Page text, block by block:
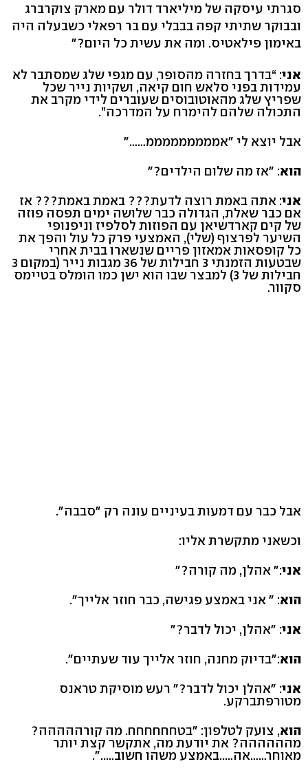
סגרתי עיסקה של מיליארד דולר עם מארק צוקרברג
ובבוקר שתיתי קפה בבבלי עם בר רפאלי כשבעלה היה
באימון פילאטיס. ומה את עשית כל היום?״
אני: “בדרך בחזרה מהסופר, עם מגפי שלג שמסתבר לא
עמידות בפני סלאש חום קיאה, ושקיות נייר שכל
שפריץ שלג מהאוטובוסים שעוברים לידי מקרב את
התכולה שלהם להימרח על המדרכה”.
אבל יוצא לי ״אמממממממממ……״
הוא: ״אז מה שלום הילדים?״
אני: אתה באמת רוצה לדעת??? באמת באמת??? אז
אם כבר שאלת, הגדולה כבר שלושה ימים תפסה פוזה
של קים קארדשיאן עם הפוזות לסלפיז וניפנופי
השיער לפרצוף (שלי), האמצעי פרק כל עול והפך את
כל קופסאות אמאזון פריים שנשארו בבית אחרי
שבטעות הזמנתי 3 חבילות של 36 מגבות נייר (במקום 3
חבילות של 3) למבצר שבו הוא ישן כמו הומלס בטיימס
סקוור.
אבל כבר עם דמעות בעיניים עונה רק ״סבבה״.
וכשאני מתקשרת אליו:
אני:״ אהלן, מה קורה?״
הוא: ״ אני באמצע פגישה, כבר חוזר אלייך״.
אני: ״אהלן, יכול לדבר?״
הוא:״בדיוק מחנה, חוזר אלייך עוד שעתיים״.
אני: ״אהלן יכול לדבר?״ רעש מוסיקת טראנס
מטורפתברקע.
הוא, צועק לטלפון: ״בטחחחחחח. מה קורההההה?
מהההההה? את יודעת מה, אתקשר קצת יותר
מאוחר……אה…..באמצע משהו חשוב…..״.